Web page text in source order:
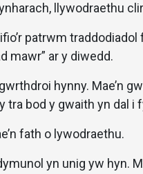
llywodraethu
patrwm
mawr” ar y diwedd.
hynny. Mae’n
tra bod y gwaith yn dal i
fath o lywodraethu.
yn unig yw hyn.